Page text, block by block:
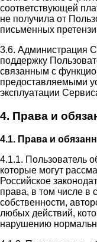
соответствующей
не получила от
письменных
3.6. Администрация
поддержку
связанным с
предоставляемыми
эксплуатации
4. Права и
4.1. Права и
4.1.1. Пользователь
которые могут
Российское
права, в том числе в
собственности,
любых действий,
нарушению